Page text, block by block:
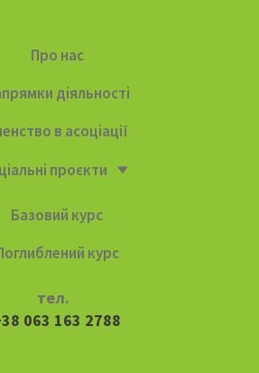
Про нас
діяльності
в асоціації
проєкти
Базовий курс
курс
тел.
063 163 2788